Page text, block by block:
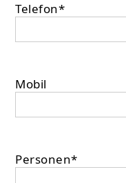
Telefon*
Mobil
Personen*